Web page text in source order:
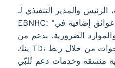
والمدير التنفيذي لـ
EBNHC: "غالبًا ما يواجه كبار السن عوائق إضافية في
الضرورية. بدعم من
بنك TD، نهدف إلى سد هذه الفجوات من خلال ربط
منسقة وخدمات دعم تُلبّي